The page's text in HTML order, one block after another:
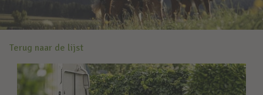
Terug naar de lijst